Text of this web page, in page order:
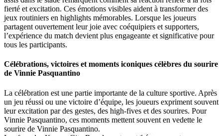
fierté et excitation. Ces émotions visibles aident à transformer des
jeux routiniers en highlights mémorables. Lorsque les joueurs
partagent ouvertement leur joie avec coéquipiers et supporters,
l’expérience du match devient plus engageante et significative pour
tous les participants.
Célébrations, victoires et moments iconiques célèbres du sourire
de Vinnie Pasquantino
La célébration est une partie importante de la culture sportive. Après
un jeu réussi ou une victoire d’équipe, les joueurs expriment souvent
leur excitation par des gestes, des high-fives et des sourires. Pour
Vinnie Pasquantino, ces moments mettent souvent en vedette le
sourire de Vinnie Pasquantino.